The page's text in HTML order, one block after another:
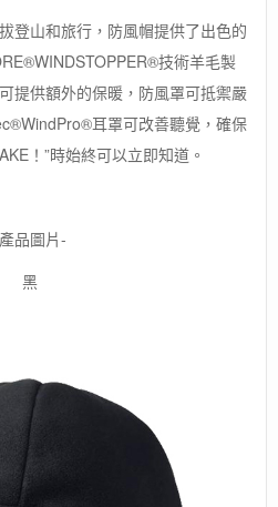
登山和旅行，防風帽提供了出色的
技術羊毛製
提供額外的保暖，防風罩可抵禦嚴
耳罩可改善聽覺，確保
！”時始終可以立即知道。
品圖片-
黑